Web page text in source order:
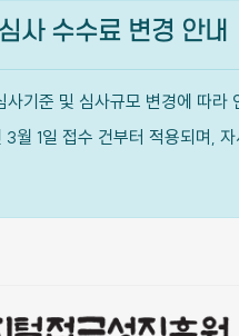
사 수수료 변경 안내
기준 및 심사규모 변경에 따라
월 1일 접수 건부터 적용되며,